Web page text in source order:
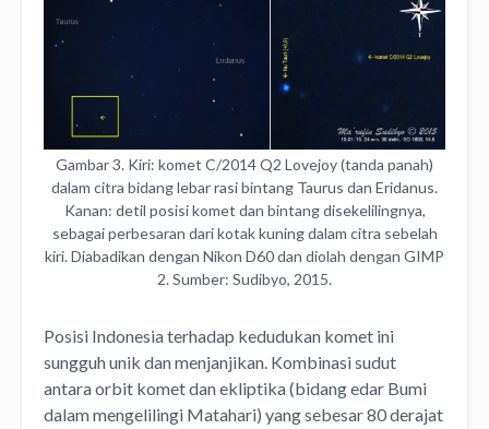
Gambar 3. Kiri: komet C/2014 Q2 Lovejoy (tanda panah)
dalam citra bidang lebar rasi bintang Taurus dan Eridanus.
Kanan: detil posisi komet dan bintang disekelilingnya,
sebagai perbesaran dari kotak kuning dalam citra sebelah
kiri. Diabadikan dengan Nikon D60 dan diolah dengan GIMP
2. Sumber: Sudibyo, 2015.
Posisi Indonesia terhadap kedudukan komet ini
sungguh unik dan menjanjikan. Kombinasi sudut
antara orbit komet dan ekliptika (bidang edar Bumi
dalam mengelilingi Matahari) yang sebesar 80 derajat